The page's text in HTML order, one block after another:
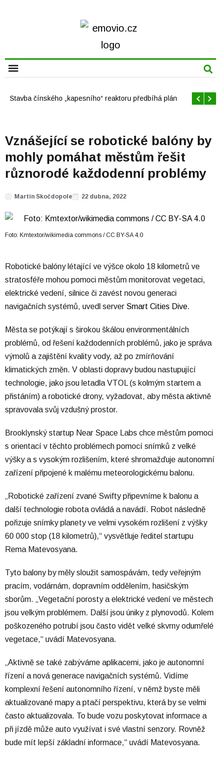
Offshore větrné elektrárny v USA se mají brzy rozrůst
Vznášející se robotické balóny by
mohly pomáhat městům řešit
různorodé každodenní problémy
Martin Skočdopole 22 dubna, 2022
Foto: Kmtextor/wikimedia commons / CC BY-SA 4.0
Robotické balóny létající ve výšce okolo 18 kilometrů ve
stratosféře mohou pomoci městům monitorovat vegetaci,
elektrické vedení, silnice či zavést novou generaci
navigačních systémů, uvedl server Smart Cities Dive.
Města se potýkají s širokou škálou environmentálních
problémů, od řešení každodenních problémů, jako je správa
výmolů a zajištění kvality vody, až po zmírňování
klimatických změn. V oblasti dopravy budou nastupující
technologie, jako jsou letadla VTOL (s kolmým startem a
přistáním) a robotické drony, vyžadovat, aby města aktivně
spravovala svůj vzdušný prostor.
Brooklynský startup Near Space Labs chce městům pomoci
s orientací v těchto problémech pomocí snímků z velké
výšky a s vysokým rozlišením, které shromažďuje autonomní
zařízení připojené k malému meteorologickému balonu.
„Robotické zařízení zvané Swifty připevníme k balonu a
další technologie robota ovládá a navádí. Robot následně
pořizuje snímky planety ve velmi vysokém rozlišení z výšky
60 000 stop (18 kilometrů),“ vysvětluje ředitel startupu
Rema Matevosyana.
Tyto balony by měly sloužit samospávám, tedy veřejným
pracím, vodárnám, dopravním oddělením, hasičským
sborům. „Vegetační porosty a elektrické vedení ve městech
jsou velkým problémem. Další jsou úniky z plynovodů. Kolem
poškozeného potrubí jsou často vidět velké skvrny odumřelé
vegetace,“ uvádí Matevosyana.
„Aktivně se také zabýváme aplikacemi, jako je autonomní
řízení a nová generace navigačních systémů. Vidíme
komplexní řešení autonomního řízení, v němž byste měli
aktualizované mapy a ptačí perspektivu, která by se velmi
často aktualizovala. To bude vozu poskytovat informace a
při jízdě může auto využívat i své vlastní senzory. Rovněž
bude mít lepší základní informace,“ uvádí Matevosyana.